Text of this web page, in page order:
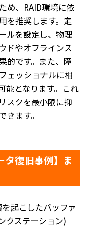
め、RAID環境に依
を推奨します。定
ルを設定し、物理
ドやオフラインス
的です。また、障
ェッショナルに相
能となります。これ
スクを最小限に抑
ます。
タ復旧事例】ま
起こしたバッファ
クステーション)